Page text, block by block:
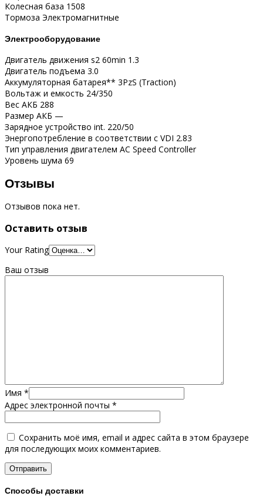
Колесная база 1508
Тормоза Электромагнитные
Электрооборудование
Двигатель движения s2 60min 1.3
Двигатель подъема 3.0
Аккумуляторная батарея** 3PzS (Traction)
Вольтаж и емкость 24/350
Вес АКБ 288
Размер АКБ —
Зарядное устройство int. 220/50
Энергопотребление в соответствии с VDI 2.83
Тип управления двигателем AC Speed Controller
Уровень шума 69
Отзывы
Отзывов пока нет.
Оставить отзыв
Your Rating
Ваш отзыв
Имя *
Адрес электронной почты *
Сохранить моё имя, email и адрес сайта в этом браузере
для последующих моих комментариев.
Способы доставки